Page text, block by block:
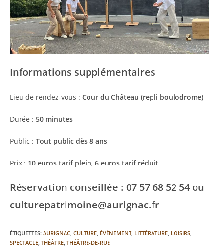
Informations supplémentaires
Lieu de rendez-vous : Cour du Château (repli boulodrome)
Durée : 50 minutes
Public : Tout public dès 8 ans
Prix : 10 euros tarif plein, 6 euros tarif réduit
Réservation conseillée : 07 57 68 52 54 ou
culturepatrimoine@aurignac.fr
ÉTIQUETTES: AURIGNAC, CULTURE, ÉVÉNEMENT, LITTÉRATURE, LOISIRS,
SPECTACLE, THÉÂTRE, THÉÂTRE-DE-RUE